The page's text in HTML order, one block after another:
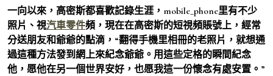
一向以來，高密斯都喜歡記錄生涯，mobile_phone里有不少
照片、視汽車零件頻，現在在高密斯的短視頻賬號上，經常
分送朋友和爺爺的點滴，“翻得手機里相冊的老照片，就想通
過這種方法發到網上來紀念爺爺。用這些定格的瞬間紀念
他，愿他在另一個世界安好，也愿我這一份懷念有處安置。”